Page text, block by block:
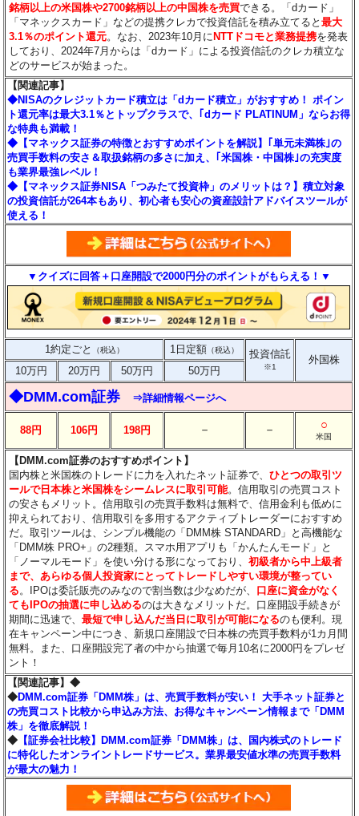
銘柄以上の米国株や2700銘柄以上の中国株を売買できる。「dカード」
「マネックスカード」などの提携クレカで投資信託を積み立てると最大
3.1％のポイント還元。なお、2023年10月にNTTドコモと業務提携を発表
しており、2024年7月からは「dカード」による投資信託のクレカ積立な
どのサービスが始まった。
【関連記事】
◆NISAのクレジットカード積立は「dカード積立」がおすすめ！ ポイン
ト還元率は最大3.1％とトップクラスで、｢dカード PLATINUM」ならお得
な特典も満載！
◆【マネックス証券の特徴とおすすめポイントを解説】｢単元未満株｣の
売買手数料の安さ＆取扱銘柄の多さに加え、｢米国株・中国株｣の充実度
も業界最強レベル！
◆【マネックス証券NISA「つみたて投資枠」のメリットは？】積立対象
の投資信託が264本もあり、初心者も安心の資産設計アドバイスツールが
使える！
▼クイズに回答＋口座開設で2000円分のポイントがもらえる！▼
1約定ごと （税込） 1日定額 （税込） 投資信託
※1
外国株
10万円
20万円 50万円 50万円
◆DMM.com証券 ⇒詳細情報ページへ
88円 106円 198円 － － ○
米国
【DMM.com証券のおすすめポイント】
国内株と米国株のトレードに力を入れたネット証券で、ひとつの取引ツ
ールで日本株と米国株をシームレスに取引可能。信用取引の売買コスト
の安さもメリット。信用取引の売買手数料は無料で、信用金利も低めに
抑えられており、信用取引を多用するアクティブトレーダーにおすすめ
だ。取引ツールは、シンプル機能の「DMM株 STANDARD」と高機能な
「DMM株 PRO+」の2種類。スマホ用アプリも「かんたんモード」と
「ノーマルモード」を使い分ける形になっており、初級者から中上級者
まで、あらゆる個人投資家にとってトレードしやすい環境が整ってい
る 。IPOは委託販売のみなので割当数は少なめだが、 口座に資金がなく
てもIPOの抽選に申し込めるのは大きなメリットだ。口座開設手続きが
期間に迅速で、最短で申し込んだ当日に取引が可能になるのも便利。現
在キャンペーン中につき、新規口座開設で日本株の売買手数料が1カ月間
無料。また、口座開設完了者の中から抽選で毎月10名に2000円をプレゼ
ント！
【関連記事】◆
◆DMM.com証券「DMM株」は、売買手数料が安い！ 大手ネット証券と
の売買コスト比較から申込み方法、お得なキャンペーン情報まで「DMM
株」を徹底解説！
◆ 【証券会社比較】DMM.com証券「DMM株」は、国内株式のトレード
に特化したオンライントレードサービス。業界最安値水準の売買手数料
が最大の魅力！